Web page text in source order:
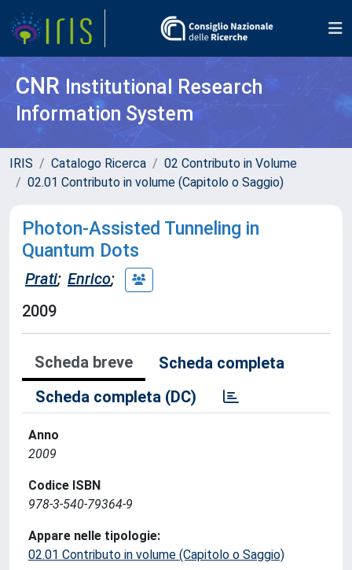
CNR Institutional Research
Information System
IRIS Catalogo Ricerca
02 Contributo in Volume
02.01 Contributo in volume (Capitolo o Saggio)
Photon-Assisted Tunneling in
Quantum Dots
Prati; Enrico;
2009
Scheda breve
Scheda completa
Scheda completa (DC)
Anno
2009
Codice ISBN
978-3-540-79364-9
Appare nelle tipologie:
02.01 Contributo in volume (Capitolo o Saggio)